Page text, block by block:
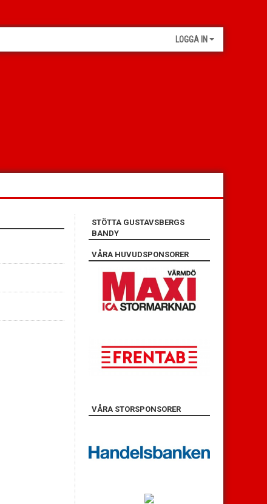
LOGGA IN
STÖTTA GUSTAVSBERGS
BANDY
VÅRA HUVUDSPONSORER
VÅRA STORSPONSORER